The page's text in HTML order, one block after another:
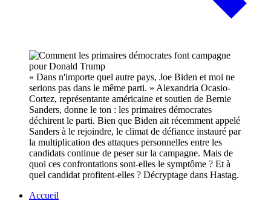
« Dans n'importe quel autre pays, Joe Biden et moi ne
serions pas dans le même parti. » Alexandria Ocasio-
Cortez, représentante américaine et soutien de Bernie
Sanders, donne le ton : les primaires démocrates
déchirent le parti. Bien que Biden ait récemment appelé
Sanders à le rejoindre, le climat de défiance instauré par
la multiplication des attaques personnelles entre les
candidats continue de peser sur la campagne. Mais de
quoi ces confrontations sont-elles le symptôme ? Et à
quel candidat profitent-elles ? Décryptage dans Hastag.
Accueil